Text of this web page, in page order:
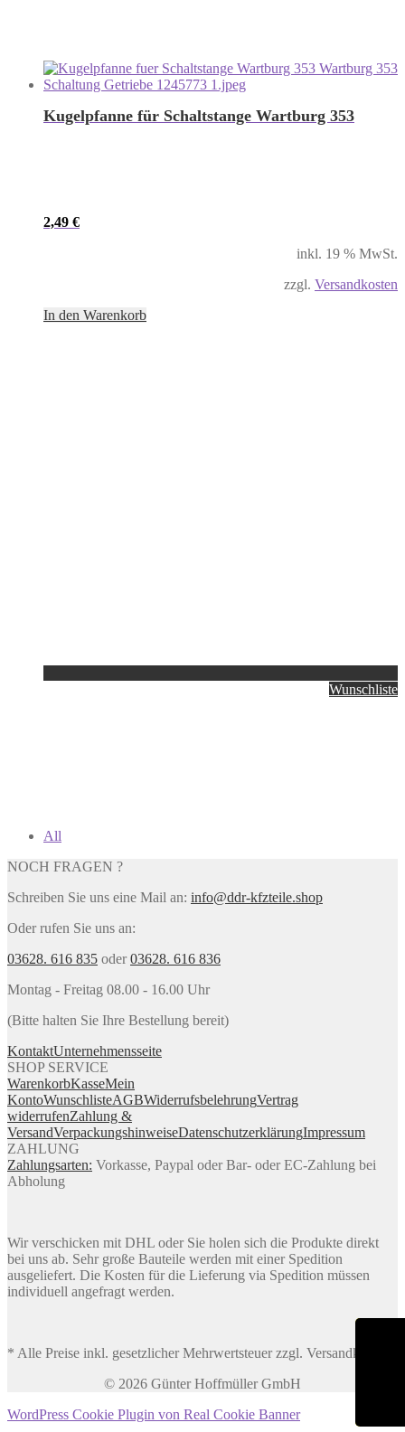
Kugelpfanne für Schaltstange Wartburg 353
2,49 €
inkl. 19 % MwSt.
zzgl. Versandkosten
In den Warenkorb
Wunschliste
All
NOCH FRAGEN ?
Schreiben Sie uns eine Mail an: info@ddr-kfzteile.shop
Oder rufen Sie uns an:
03628. 616 835 oder03628. 616 836
Montag - Freitag 08.00 - 16.00 Uhr
(Bitte halten Sie Ihre Bestellung bereit)
KontaktUnternehmensseite
SHOP SERVICE
WarenkorbKasseMein
KontoWunschlisteAGBWiderrufsbelehrungVertrag
widerrufenZahlung &
VersandVerpackungshinweiseDatenschutzerklärungImpressum
ZAHLUNG
Zahlungsarten: Vorkasse, Paypal oder Bar- oder EC-Zahlung bei
Abholung
Wir verschicken mit DHL oder Sie holen sich die Produkte direkt
bei uns ab. Sehr große Bauteile werden mit einer Spedition
ausgeliefert. Die Kosten für die Lieferung via Spedition müssen
individuell angefragt werden.
* Alle Preise inkl. gesetzlicher Mehrwertsteuer zzgl. Versandkosten
© 2026 Günter Hoffmüller GmbH
WordPress Cookie Plugin von Real Cookie Banner